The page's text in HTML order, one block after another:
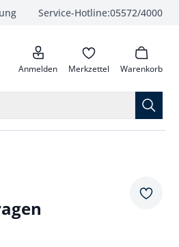
Service-Hotline:05572/4000
anrufen
Anmelden Merkzettel Warenkorb